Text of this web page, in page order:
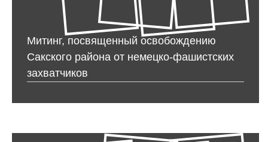
Митинг, посвященный освобождению
Сакского района от немецко-фашистских
захватчиков